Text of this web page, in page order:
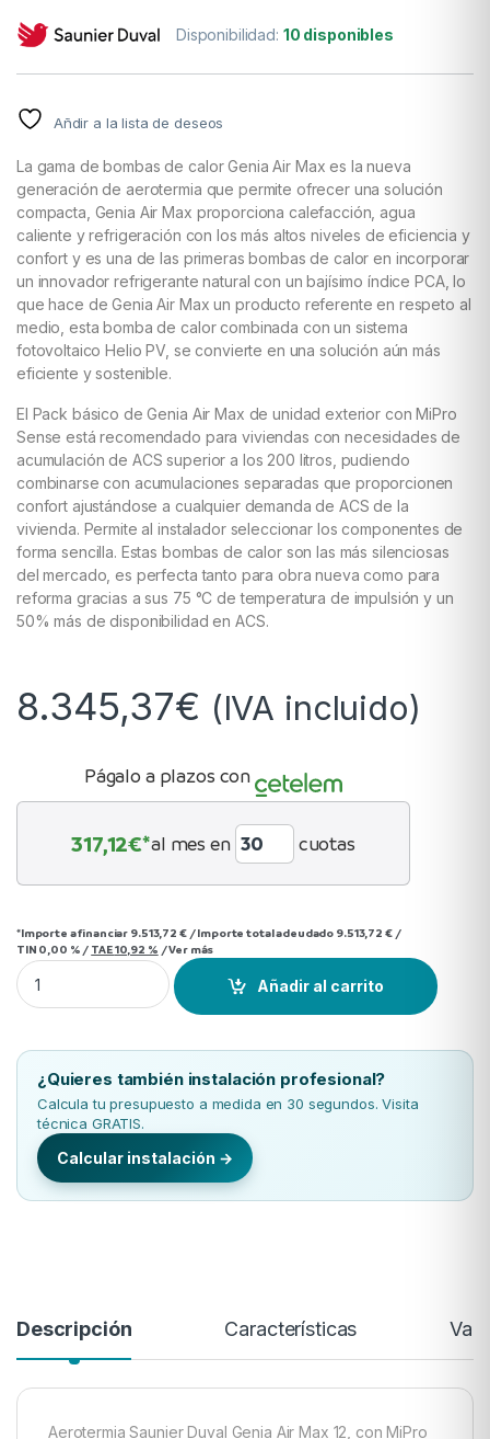
Disponibilidad: 10 disponibles
Añdir a la lista de deseos
La gama de bombas de calor Genia Air Max es la nueva
generación de aerotermia que permite ofrecer una solución
compacta, Genia Air Max proporciona calefacción, agua
caliente y refrigeración con los más altos niveles de eficiencia y
confort y es una de las primeras bombas de calor en incorporar
un innovador refrigerante natural con un bajísimo índice PCA, lo
que hace de Genia Air Max un producto referente en respeto al
medio, esta bomba de calor combinada con un sistema
fotovoltaico Helio PV, se convierte en una solución aún más
eficiente y sostenible.
El Pack básico de Genia Air Max de unidad exterior con MiPro
Sense está recomendado para viviendas con necesidades de
acumulación de ACS superior a los 200 litros, pudiendo
combinarse con acumulaciones separadas que proporcionen
confort ajustándose a cualquier demanda de ACS de la
vivienda. Permite al instalador seleccionar los componentes de
forma sencilla. Estas bombas de calor son las más silenciosas
del mercado, es perfecta tanto para obra nueva como para
reforma gracias a sus 75 °C de temperatura de impulsión y un
50% más de disponibilidad en ACS.
8.345,37€ (IVA incluido)
Págalo a plazos con
317,12€*al mes en cuotas
*Importe a financiar 9.513,72 € /Importe total adeudado 9.513,72 €/
TIN 0,00 % / TAE10,92 % /Ver más
Aerotermia Saunier Duval Pack Genia Air Max 12 (230V) con
Añadir al carrito
¿Quieres también instalación profesional?
Calcula tu presupuesto a medida en 30 segundos. Visita
técnica GRATIS.
Calcular instalación →
Descripción Características
Aerotermia Saunier Duval Genia Air Max 12, con MiPro